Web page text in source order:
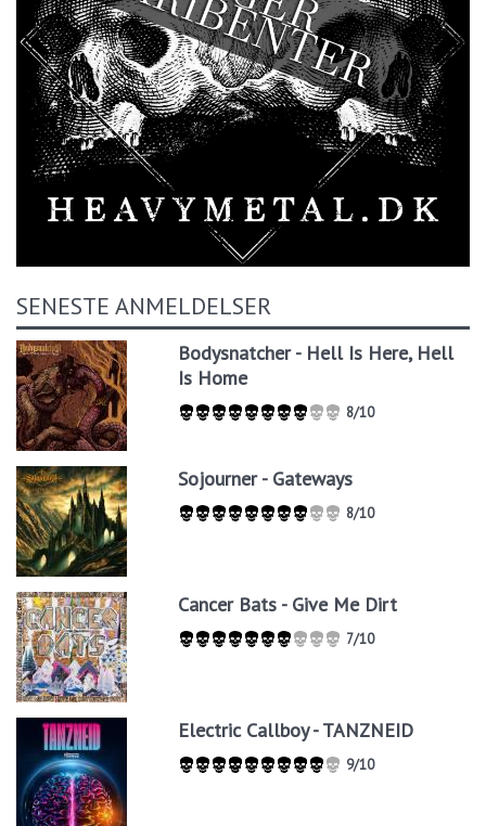
SENESTE ANMELDELSER
Bodysnatcher - Hell Is Here, Hell
Is Home
8/10
Sojourner - Gateways
8/10
Cancer Bats - Give Me Dirt
7/10
Electric Callboy - TANZNEID
9/10